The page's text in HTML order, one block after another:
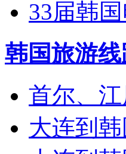
33届韩
韩国旅游
首尔、
大连到